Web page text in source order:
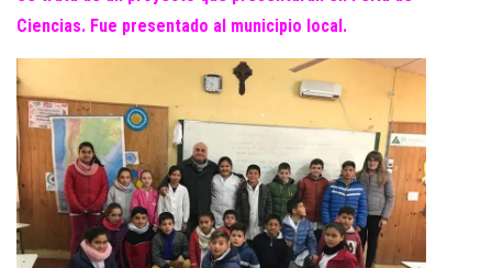
Ciencias. Fue presentado al municipio local.